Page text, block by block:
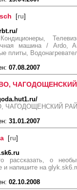
[ru]
машина / Ardo,
плиты,
07.08.2007
ЧАГОДОЩЕНСКИЙ
31.01.2007
[ru]
рассказать, о
и напишите на
02.10.2008